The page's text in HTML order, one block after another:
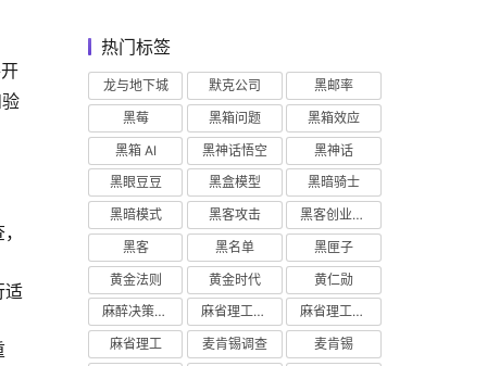
适
热门标签
龙与地下城 默克公司
黑邮率
黑莓
黑箱问题
黑箱效应
黑箱 AI
黑神话悟空
黑神话
黑眼豆豆
黑盒模型
黑暗骑士
黑暗模式
黑客攻击
黑客创业主义
黑客
黑名单
黑匣子
黄金法则
黄金时代
黄仁勋
麻醉决策支持
麻省理工学院研究
麻省理工学院
麻省理工
麦肯锡调查
麦肯锡